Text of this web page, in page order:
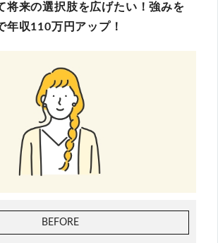
将来の選択肢を広げたい！強みを
年収110万円アップ！
BEFORE